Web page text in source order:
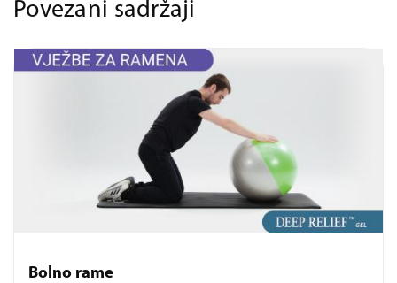
Povezani sadržaji
Bolno rame